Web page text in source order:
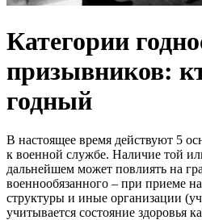
Категории
призывников:
годный
В настоящее время действуют 5
к военной службе. Наличие той
дальнейшем может повлиять на
военнообязанного – при приеме
структуры и иные организации
учитывается состояние здоровья